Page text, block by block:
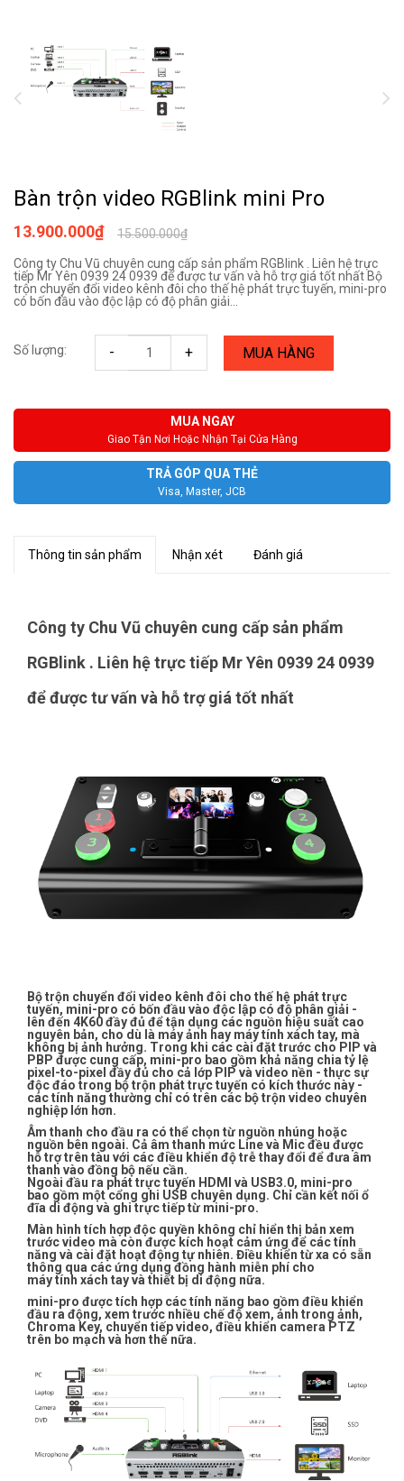
Bàn trộn video RGBlink mini Pro
15.500.000₫
13.900.000₫
Công ty Chu Vũ chuyên cung cấp sản phẩm RGBlink . Liên hệ trực
tiếp Mr Yên 0939 24 0939 để được tư vấn và hỗ trợ giá tốt nhất Bộ
trộn chuyển đổi video kênh đôi cho thế hệ phát trực tuyến, mini-pro
có bốn đầu vào độc lập có độ phân giải...
Số lượng: - + MUA HÀNG
MUA NGAY
Giao Tận Nơi Hoặc Nhận Tại Cửa Hàng
TRẢ GÓP QUA THẺ
Visa, Master, JCB
Thông tin sản phẩm Nhận xét Đánh giá
Công ty Chu Vũ chuyên cung cấp sản phẩm
RGBlink . Liên hệ trực tiếp Mr Yên 0939 24 0939
để được tư vấn và hỗ trợ giá tốt nhất
Bộ trộn chuyển đổi video kênh đôi cho thế hệ phát trực
tuyến, mini-pro có bốn đầu vào độc lập có độ phân giải -
lên đến 4K60 đầy đủ để tận dụng các nguồn hiệu suất cao
nguyên bản, cho dù là máy ảnh hay máy tính xách tay, mà
không bị ảnh hưởng. Trong khi các cài đặt trước cho PIP và
PBP được cung cấp, mini-pro bao gồm khả năng chia tỷ lệ
pixel-to-pixel đầy đủ cho cả lớp PIP và video nền - thực sự
độc đáo trong bộ trộn phát trực tuyến có kích thước này -
các tính năng thường chỉ có trên các bộ trộn video chuyên
nghiệp lớn hơn.
Âm thanh cho đầu ra có thể chọn từ nguồn nhúng hoặc
nguồn bên ngoài. Cả âm thanh mức Line và Mic đều được
hỗ trợ trên tàu với các điều khiển độ trễ thay đổi để đưa âm
thanh vào đồng bộ nếu cần.
Ngoài đầu ra phát trực tuyến HDMI và USB3.0, mini-pro
bao gồm một cổng ghi USB chuyên dụng. Chỉ cần kết nối ổ
đĩa di động và ghi trực tiếp từ mini-pro.
Màn hình tích hợp độc quyền không chỉ hiển thị bản xem
trước video mà còn được kích hoạt cảm ứng để các tính
năng và cài đặt hoạt động tự nhiên. Điều khiển từ xa có sẵn
thông qua các ứng dụng đồng hành miễn phí cho
máy tính xách tay và thiết bị di động nữa.
mini-pro được tích hợp các tính năng bao gồm điều khiển
đầu ra động, xem trước nhiều chế độ xem, ảnh trong ảnh,
Chroma Key, chuyển tiếp video, điều khiển camera PTZ
trên bo mạch và hơn thế nữa.